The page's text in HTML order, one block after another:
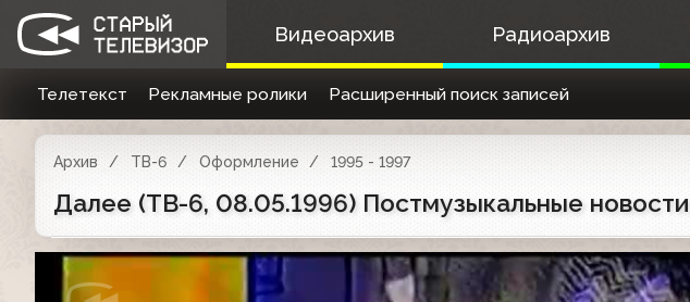
Видеоархив Радиоархив
Телетекст Рекламные ролики Расширенный поиск записей
Архив ТВ-6 Оформление 1995 - 1997
Далее (ТВ-6, 08.05.1996) Постмузыкальные новости